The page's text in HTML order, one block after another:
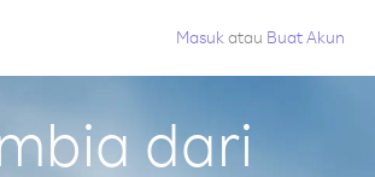
Masuk atau Buat Akun
dari